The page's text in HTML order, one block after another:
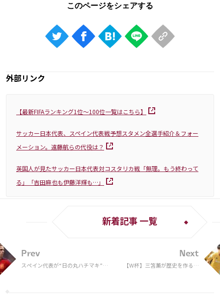
外部リンク
【最新FIFAランキング1位〜100位一覧はこちら】
サッカー日本代表、スペイン代表戦予想スタメン全選手紹介＆フォー
メーション。遠藤航らの代役は？
英国人が見たサッカー日本代表対コスタリカ戦「無理。もう終わって
る」「吉田麻也も伊藤洋輝も…」
Prev
スペイン代表が“日の丸ハチマキ”で
新着記事 一覧
Next
【W杯】三笘薫が歴史を作る。